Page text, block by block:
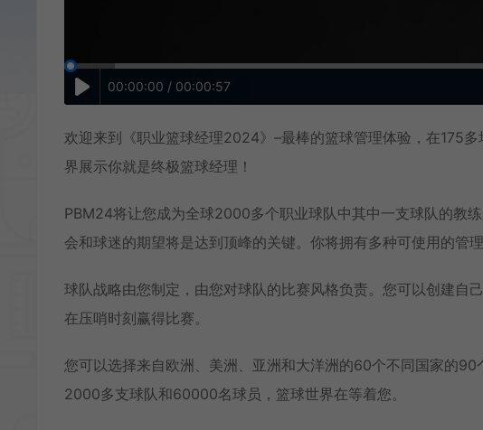
00:00:00 / 00:00:57
欢迎来到《职业篮球经理2024》–最棒的篮球管理体验，在175
界展示你就是终极篮球经理！
PBM24将让您成为全球2000多个职业球队中其中一支球队的教
会和球迷的期望将是达到顶峰的关键。你将拥有多种可使用的管
球队战略由您制定，由您对球队的比赛风格负责。您可以创建自
在压哨时刻赢得比赛。
您可以选择来自欧洲、美洲、亚洲和大洋洲的60个不同国家的
2000多支球队和60000名球员，篮球世界在等着您。